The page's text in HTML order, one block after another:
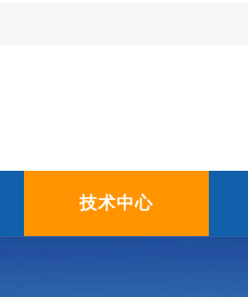
技术中心